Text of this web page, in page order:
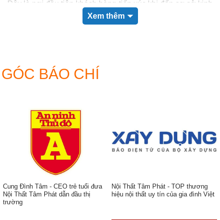
Đây là nơi đầu tiên khách hàng tiếp xúc khi đến cơ sở kinh
doanh của bạn, vậy nên một bàn quầy lễ tân đẹp, sang
Xem thêm
GÓC BÁO CHÍ
Cung Đình Tâm - CEO trẻ tuổi đưa
Nội Thất Tâm Phát dẫn đầu thị
trường
Nội Thất Tâm Phát - TOP thương
hiệu nội thất uy tín của gia đình Việt